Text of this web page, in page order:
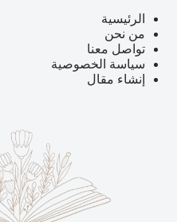
الرئيسية
من نحن
تواصل معنا
سياسة الخصوصية
إنشاء مقال